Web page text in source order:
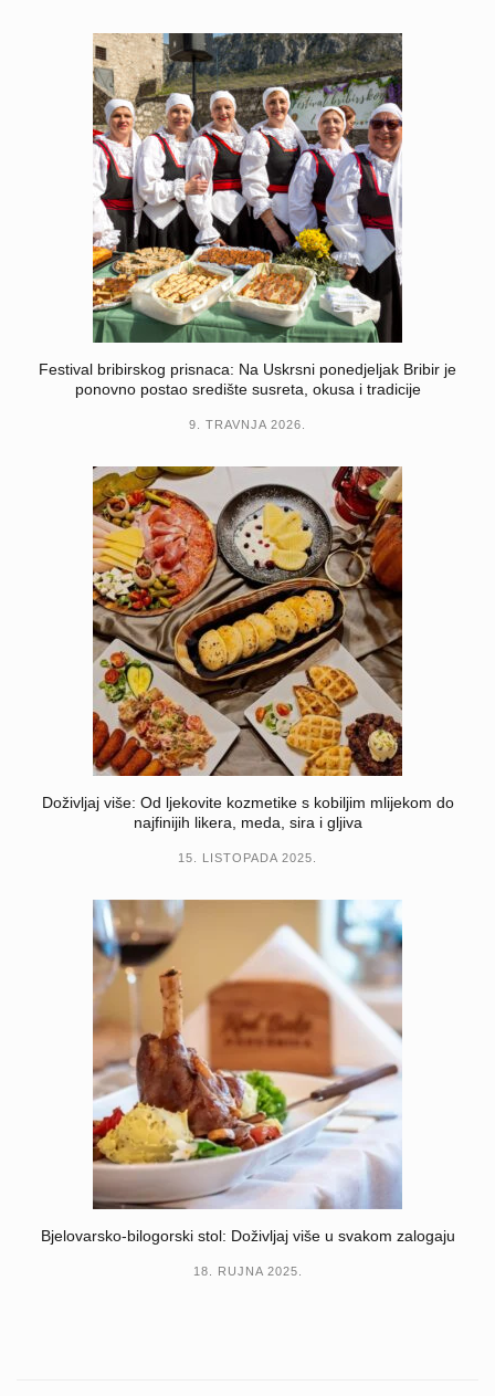
Festival bribirskog prisnaca: Na Uskrsni ponedjeljak Bribir je
ponovno postao središte susreta, okusa i tradicije
9. TRAVNJA 2026.
Doživljaj više: Od ljekovite kozmetike s kobiljim mlijekom do
najfinijih likera, meda, sira i gljiva
15. LISTOPADA 2025.
Bjelovarsko-bilogorski stol: Doživljaj više u svakom zalogaju
18. RUJNA 2025.